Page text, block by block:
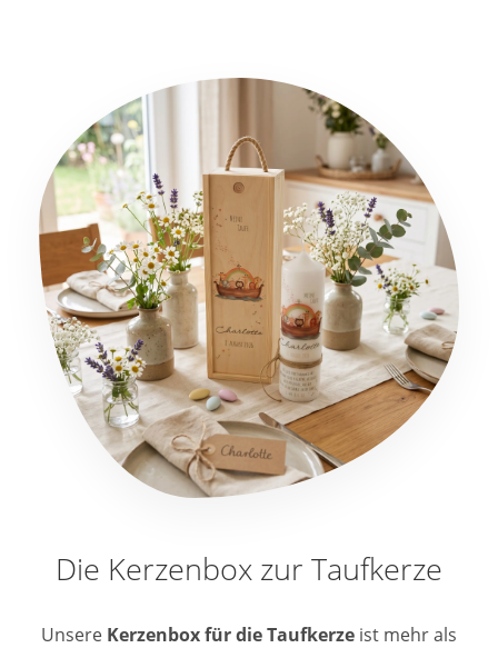
Die Kerzenbox zur Taufkerze
Unsere Kerzenbox für die Taufkerze ist mehr als